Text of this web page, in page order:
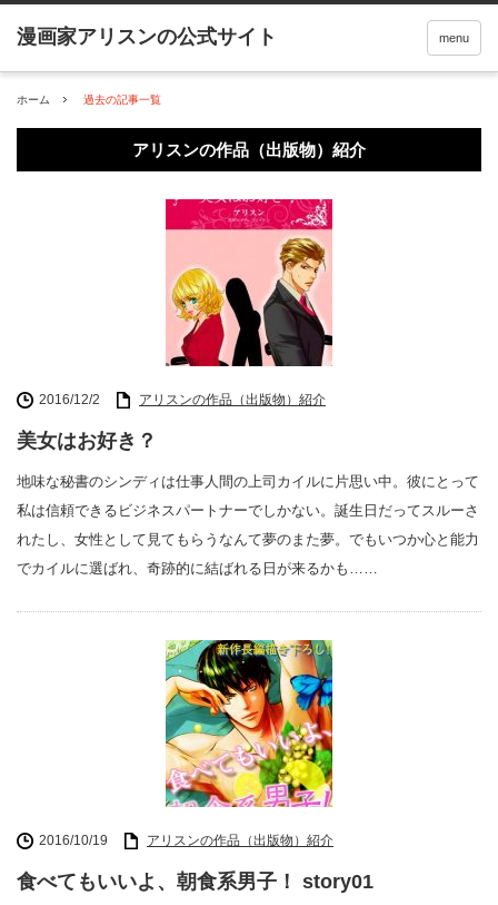
menu
ホーム 過去の記事一覧
アリスンの作品（出版物）紹介
2016/12/2 アリスンの作品（出版物）紹介
美女はお好き？
地味な秘書のシンディは仕事人間の上司カイルに片思い中。彼にとって
私は信頼できるビジネスパートナーでしかない。誕生日だってスルーさ
れたし、女性として見てもらうなんて夢のまた夢。でもいつか心と能力
でカイルに選ばれ、奇跡的に結ばれる日が来るかも……
2016/10/19 アリスンの作品（出版物）紹介
食べてもいいよ、朝食系男子！ story01